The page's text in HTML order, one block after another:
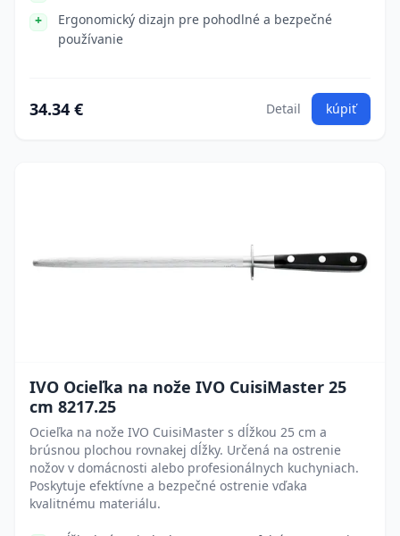
Ergonomický dizajn pre pohodlné a bezpečné
používanie
34.34 € Detail kúpiť
IVO Ocieľka na nože IVO CuisiMaster 25
cm 8217.25
Ocieľka na nože IVO CuisiMaster s dĺžkou 25 cm a
brúsnou plochou rovnakej dĺžky. Určená na ostrenie
nožov v domácnosti alebo profesionálnych kuchyniach.
Poskytuje efektívne a bezpečné ostrenie vďaka
kvalitnému materiálu.